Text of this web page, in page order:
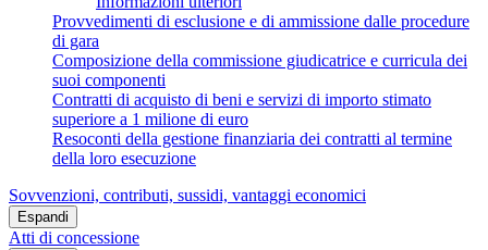
Provvedimenti di esclusione e di ammissione dalle procedure
di gara
Composizione della commissione giudicatrice e curricula dei
suoi componenti
Contratti di acquisto di beni e servizi di importo stimato
superiore a 1 milione di euro
Resoconti della gestione finanziaria dei contratti al termine
della loro esecuzione
Sovvenzioni, contributi, sussidi, vantaggi economici
Espandi
Atti di concessione